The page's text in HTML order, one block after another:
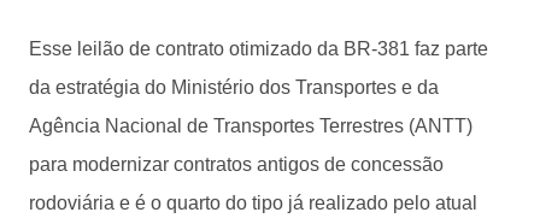
Esse leilão de contrato otimizado da BR-381 faz parte
da estratégia do Ministério dos Transportes e da
Agência Nacional de Transportes Terrestres (ANTT)
para modernizar contratos antigos de concessão
rodoviária e é o quarto do tipo já realizado pelo atual